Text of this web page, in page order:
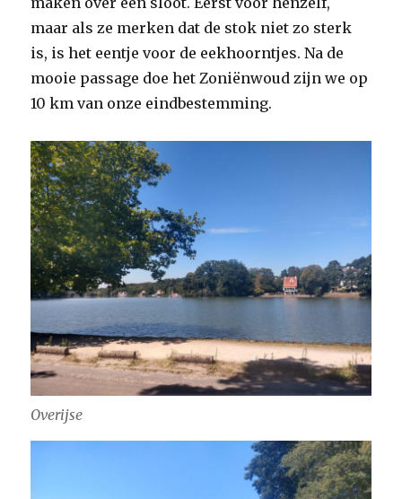
maar als ze merken dat de stok niet zo sterk
is, is het eentje voor de eekhoorntjes. Na de
mooie passage doe het Zoniënwoud zijn we op
10 km van onze eindbestemming.
Overijse